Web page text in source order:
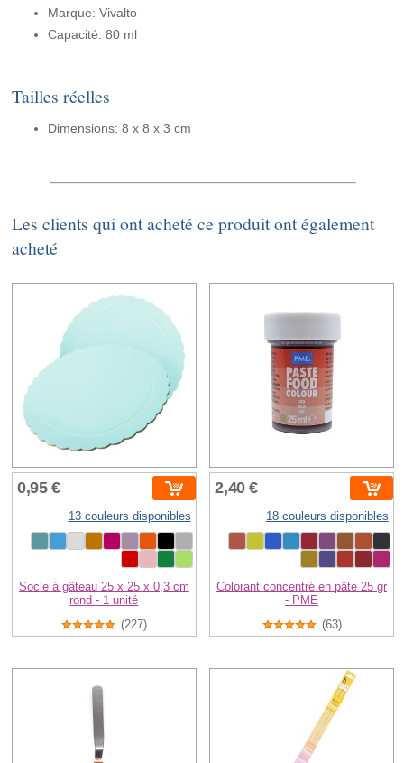
Marque: Vivalto
Capacité: 80 ml
Tailles réelles
Dimensions: 8 x 8 x 3 cm
Les clients qui ont acheté ce produit ont également
acheté
0,95 €
13 couleurs disponibles
Socle à gâteau 25 x 25 x 0,3 cm
rond - 1 unité
(227)
2,40 €
18 couleurs disponibles
Colorant concentré en pâte 25 gr
- PME
(63)